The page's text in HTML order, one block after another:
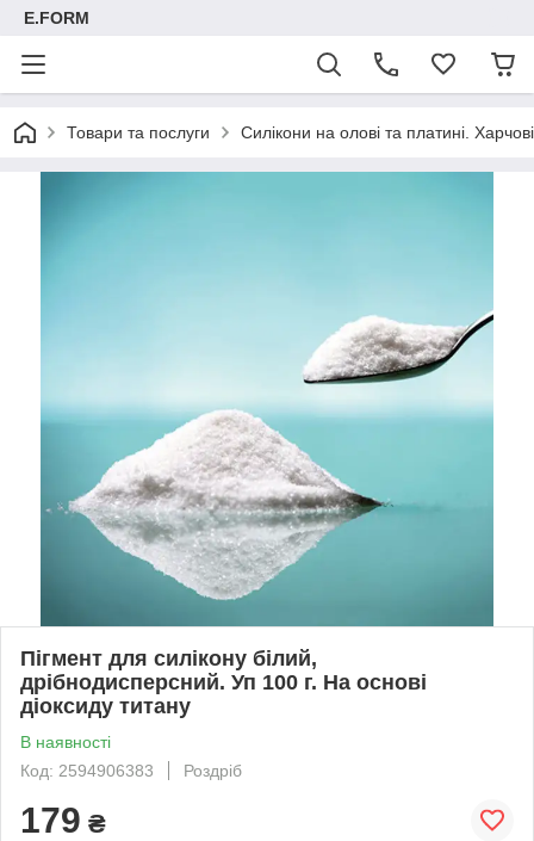
E.FORM
Товари та послуги Силікони на олові та платині.
Пігмент для силікону білий,
дрібнодисперсний. Уп 100 г. На основі
діоксиду титану
В наявності
Код: 2594906383
Роздріб
179 ₴